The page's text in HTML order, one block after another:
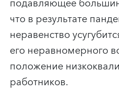
что в результате
неравенство
его неравномерного
положение
работников.